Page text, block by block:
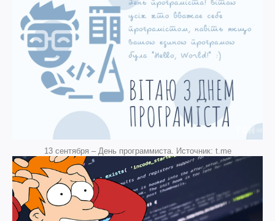
13 сентября – День программиста. Источник: t.me